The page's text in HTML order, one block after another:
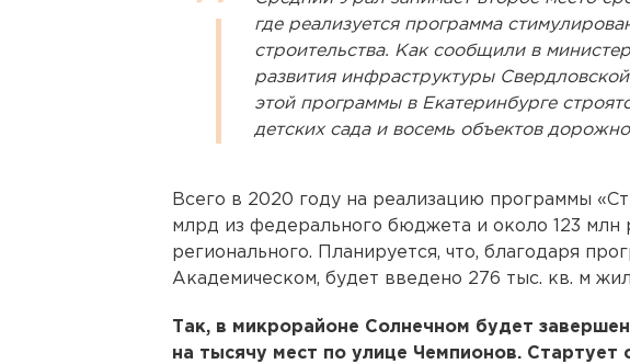
где реализуется программа
строительства. Как сообщили в
развития инфраструктуры
этой программы в Екатеринбурге
детских сада и восемь объектов
Всего в 2020 году на реализацию программы
млрд из федерального бюджета и около 123 млн
регионального. Планируется, что, благодаря
Академическом, будет введено 276 тыс. кв. м
Так, в микрорайоне Солнечном будет
на тысячу мест по улице Чемпионов. Стартует